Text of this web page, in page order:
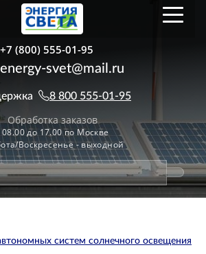
+7 (800) 555-01-95
energy-svet@mail.ru
8 800 555-01-95
Обработка заказов
08.00 до 17.00 по Москве
Воскресенье - выходной
систем солнечного освещения